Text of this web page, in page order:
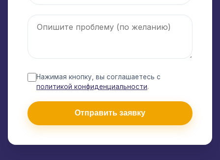
Нажимая кнопку, вы соглашаетесь с
политикой конфиденциальности.
Отправить заявку